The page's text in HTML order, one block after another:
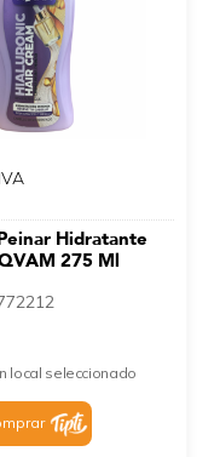
Hidratante
275 Ml
local seleccionado